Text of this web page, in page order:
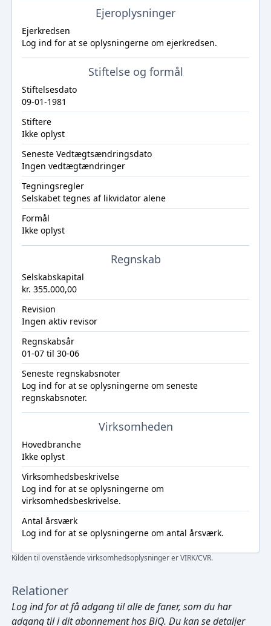
Ejeroplysninger
Ejerkredsen
Log ind for at se oplysningerne om ejerkredsen.
Stiftelse og formål
Stiftelsesdato
09-01-1981
Stiftere
Ikke oplyst
Seneste Vedtægtsændringsdato
Ingen vedtægtændringer
Tegningsregler
Selskabet tegnes af likvidator alene
Formål
Ikke oplyst
Regnskab
Selskabskapital
kr. 355.000,00
Revision
Ingen aktiv revisor
Regnskabsår
01-07 til 30-06
Seneste regnskabsnoter
Log ind for at se oplysningerne om seneste
regnskabsnoter.
Virksomheden
Hovedbranche
Ikke oplyst
Virksomhedsbeskrivelse
Log ind for at se oplysningerne om
virksomhedsbeskrivelse.
Antal årsværk
Log ind for at se oplysningerne om antal årsværk.
Kilden til ovenstående virksomhedsoplysninger er VIRK/CVR.
Relationer
Log indfor at få adgang til alle de faner, som du har
adgang til i dit abonnement hos BiQ. Du kan se detaljer